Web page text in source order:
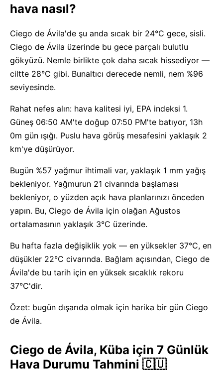
hava nasıl?
Ciego de Ávila'de şu anda sıcak bir 24°C gece, sisli.
Ciego de Ávila üzerinde bu gece parçalı bulutlu
gökyüzü. Nemle birlikte çok daha sıcak hissediyor —
ciltte 28°C gibi. Bunaltıcı derecede nemli, nem %96
seviyesinde.
Rahat nefes alın: hava kalitesi iyi, EPA indeksi 1.
Güneş 06:50 AM'te doğup 07:50 PM'te batıyor, 13h
0m gün ışığı. Puslu hava görüş mesafesini yaklaşık 2
km'ye düşürüyor.
Bugün %57 yağmur ihtimali var, yaklaşık 1 mm yağış
bekleniyor. Yağmurun 21 civarında başlaması
bekleniyor, o yüzden açık hava planlarınızı önceden
yapın. Bu, Ciego de Ávila için olağan Ağustos
ortalamasının yaklaşık 3°C üzerinde.
Bu hafta fazla değişiklik yok — en yüksekler 37°C, en
düşükler 22°C civarında. Bağlam açısından, Ciego de
Ávila'de bu tarih için en yüksek sıcaklık rekoru
37°C'dir.
Özet: bugün dışarıda olmak için harika bir gün Ciego
de Ávila.
Ciego de Ávila, Küba için 7 Günlük
Hava Durumu Tahmini 🇨🇺